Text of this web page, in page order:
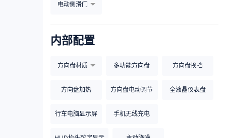
电动侧滑门
内部配置
方向盘材质 多功能方向盘 方向盘换挡
方向盘加热 方向盘电动调节 全液晶仪表盘
行车电脑显示屏 手机无线充电